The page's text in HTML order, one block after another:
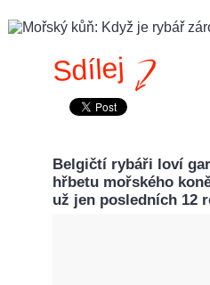
Sdílej
Belgičtí rybáři loví
hřbetu mořského
už jen posledních 12